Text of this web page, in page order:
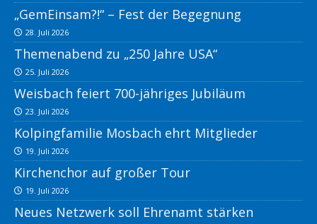
„GemEinsam?!“ – Fest der Begegnung
28. Juli 2026
Themenabend zu „250 Jahre USA“
25. Juli 2026
Weisbach feiert 700-jähriges Jubiläum
23. Juli 2026
Kolpingfamilie Mosbach ehrt Mitglieder
19. Juli 2026
Kirchenchor auf großer Tour
19. Juli 2026
Neues Netzwerk soll Ehrenamt stärken